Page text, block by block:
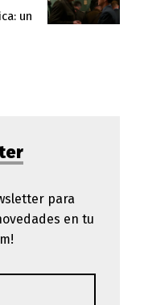
un
para
en tu